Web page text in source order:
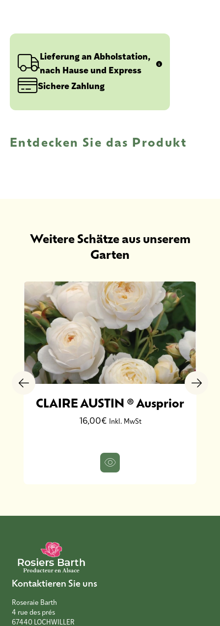
Lieferung an Abholstation,
nach Hause und Express
Sichere Zahlung
Entdecken Sie das Produkt
Weitere Schätze aus unserem
Garten
CLAIRE AUSTIN ® Ausprior
16,00€ Inkl. MwSt
Kontaktieren Sie uns
Roseraie Barth
4 rue des prés
67440 LOCHWILLER